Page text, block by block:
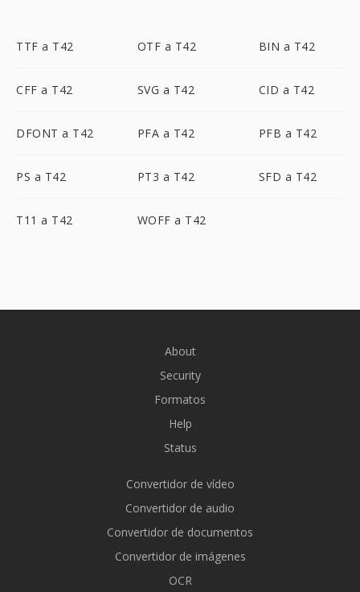
TTF a T42 OTF a T42 BIN a T42
CFF a T42 SVG a T42 CID a T42
DFONT a T42 PFA a T42 PFB a T42
PS a T42 PT3 a T42 SFD a T42
T11 a T42 WOFF a T42
About
Security
Formatos
Help
Status
Convertidor de vídeo
Convertidor de audio
Convertidor de documentos
Convertidor de imágenes
OCR